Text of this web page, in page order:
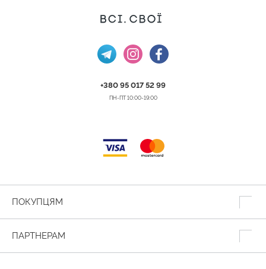
+380 95 017 52 99
ПН-ПТ 10:00-19:00
ПОКУПЦЯМ
ПАРТНЕРАМ